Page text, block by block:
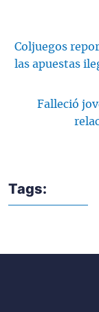
Coljuegos
las apuestas
Falleció
Tags: